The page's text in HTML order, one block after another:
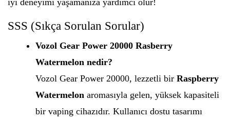
iyi deneyimi yaşamanıza yardımcı olur!
SSS (Sıkça Sorulan Sorular)
Vozol Gear Power 20000 Rasberry
Watermelon nedir?
Vozol Gear Power 20000, lezzetli bir Raspberry
Watermelon aromasıyla gelen, yüksek kapasiteli
bir vaping cihazıdır. Kullanıcı dostu tasarımı